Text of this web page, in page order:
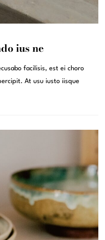
ius ne
facilisis, est ei choro
At usu iusto iisque